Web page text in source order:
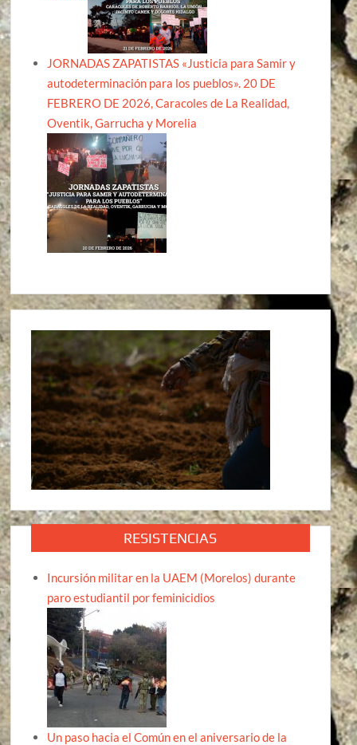
JORNADAS ZAPATISTAS «Justicia para Samir y
autodeterminación para los pueblos». 20 DE
FEBRERO DE 2026, Caracoles de La Realidad,
Oventik, Garrucha y Morelia
RESISTENCIAS
Incursión militar en la UAEM (Morelos) durante
paro estudiantil por feminicidios
Un paso hacia el Común en el aniversario de la